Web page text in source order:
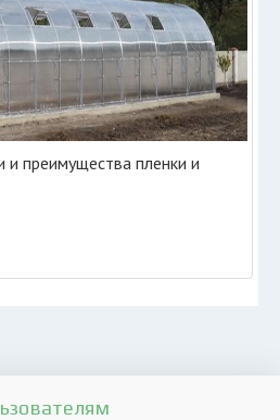
и преимущества пленки и